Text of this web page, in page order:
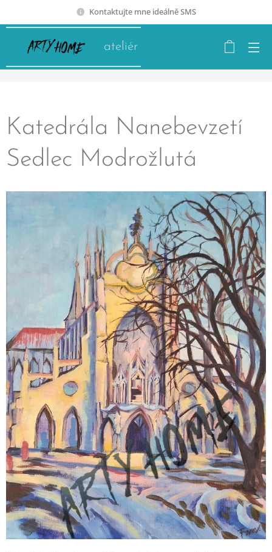
Kontaktujte mne ideálně SMS
ateliér
Katedrála Nanebevzetí
Sedlec Modrožlutá